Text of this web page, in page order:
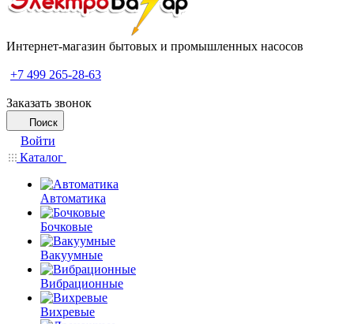
Интернет-магазин бытовых и промышленных насосов
+7 499 265-28-63
Заказать звонок
Поиск
Войти
Каталог
Автоматика
Бочковые
Вакуумные
Вибрационные
Вихревые